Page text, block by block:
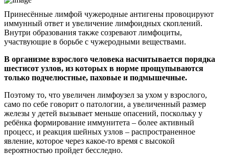
Принесённые лимфой чужеродные антигены провоцируют
иммунный ответ и увеличение лимфоидных скоплений.
Внутри образования также созревают лимфоциты,
участвующие в борьбе с чужеродными веществами.
В организме взрослого человека насчитывается порядка
шестисот узлов, из которых в норме прощупываются
только подчелюстные, паховые и подмышечные.
Поэтому то, что увеличен лимфоузел за ухом у взрослого,
само по себе говорит о патологии, а увеличенный размер
железы у детей вызывает меньше опасений, поскольку у
ребёнка формирование иммунитета – более активный
процесс, и реакция шейных узлов – распространенное
явление, которое через какое-то время с высокой
вероятностью пройдет бесследно.